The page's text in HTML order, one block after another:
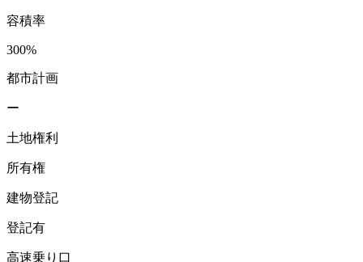
容積率
300%
都市計画
ー
土地権利
所有権
建物登記
登記有
高速乗り口